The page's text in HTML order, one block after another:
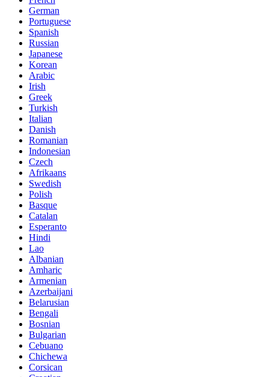
German
Portuguese
Spanish
Russian
Japanese
Korean
Arabic
Irish
Greek
Turkish
Italian
Danish
Romanian
Indonesian
Czech
Afrikaans
Swedish
Polish
Basque
Catalan
Esperanto
Hindi
Lao
Albanian
Amharic
Armenian
Azerbaijani
Belarusian
Bengali
Bosnian
Bulgarian
Cebuano
Chichewa
Corsican